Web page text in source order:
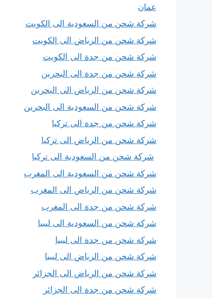
عمان
شركة شحن من السعودية الى الكويت
شركة شحن من الرياض الى الكويت
شركة شحن من جدة الى الكويت
شركة شحن من جدة الى البحرين
شركة شحن من الرياض الى البحرين
شركة شحن من السعودية الى البحرين
شركة شحن من جدة الى تركيا
شركة شحن من الرياض الى تركيا
شركة شحن من السعودية الى تركيا
شركة شحن من السعودية الى المغرب
شركة شحن من الرياض الى المغرب
شركة شحن من جدة الى المغرب
شركة شحن من السعودية الى ليبيا
شركة شحن من جدة الى ليبيا
شركة شحن من الرياض الى ليبيا
شركة شحن من الرياض الى الجزائر
شركة شحن من جدة الى الجزائر